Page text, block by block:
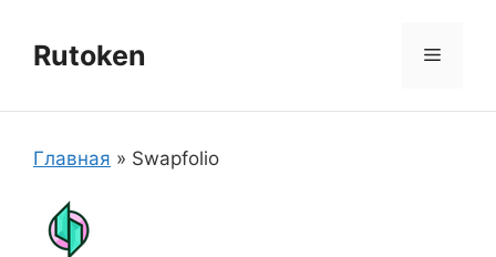
содержимому
Rutoken Меню
Главная » Swapfolio